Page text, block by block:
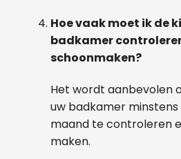
Hoe vaak moet ik de
badkamer
schoonmaken?
Het wordt aanbevolen
uw badkamer
maand te controleren
maken.